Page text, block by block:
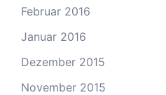
Februar 2016
Januar 2016
Dezember 2015
November 2015